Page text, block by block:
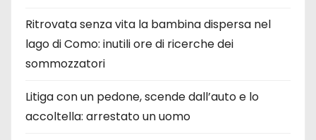
Ritrovata senza vita la bambina dispersa nel
lago di Como: inutili ore di ricerche dei
sommozzatori
Litiga con un pedone, scende dall’auto e lo
accoltella: arrestato un uomo